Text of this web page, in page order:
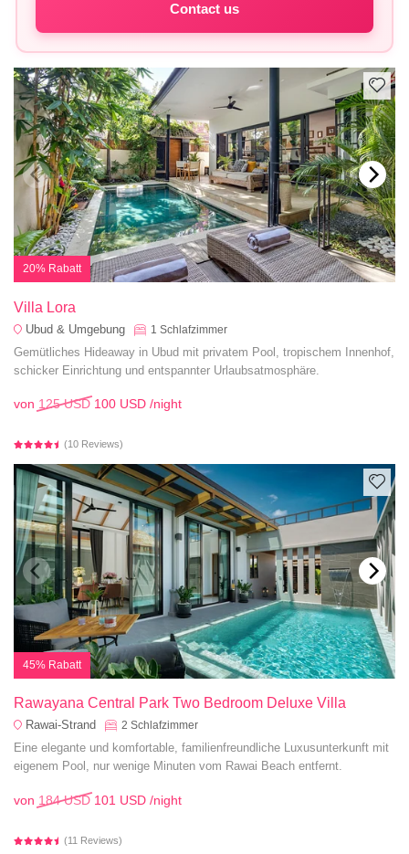
Contact us
20% Rabatt
Villa Lora
Ubud & Umgebung 1 Schlafzimmer
Gemütliches Hideaway in Ubud mit privatem Pool, tropischem Innenhof,
schicker Einrichtung und entspannter Urlaubsatmosphäre.
von 125 USD 100 USD /night
(10 Reviews)
45% Rabatt
Rawayana Central Park Two Bedroom Deluxe Villa
Rawai-Strand 2 Schlafzimmer
Eine elegante und komfortable, familienfreundliche Luxusunterkunft mit
eigenem Pool, nur wenige Minuten vom Rawai Beach entfernt.
von 184 USD 101 USD /night
(11 Reviews)